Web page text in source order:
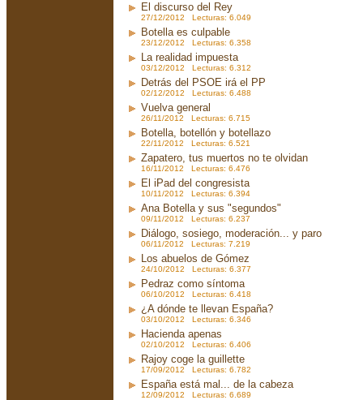
El discurso del Rey
27/12/2012 Lecturas: 6.049
Botella es culpable
23/12/2012 Lecturas: 6.358
La realidad impuesta
03/12/2012 Lecturas: 6.312
Detrás del PSOE irá el PP
02/12/2012 Lecturas: 6.488
Vuelva general
26/11/2012 Lecturas: 6.715
Botella, botellón y botellazo
22/11/2012 Lecturas: 6.521
Zapatero, tus muertos no te olvidan
16/11/2012 Lecturas: 6.476
El iPad del congresista
10/11/2012 Lecturas: 6.394
Ana Botella y sus "segundos"
09/11/2012 Lecturas: 6.237
Diálogo, sosiego, moderación... y paro
06/11/2012 Lecturas: 7.219
Los abuelos de Gómez
24/10/2012 Lecturas: 6.377
Pedraz como síntoma
06/10/2012 Lecturas: 6.418
¿A dónde te llevan España?
03/10/2012 Lecturas: 6.346
Hacienda apenas
02/10/2012 Lecturas: 6.406
Rajoy coge la guillette
17/09/2012 Lecturas: 6.782
España está mal... de la cabeza
12/09/2012 Lecturas: 6.689